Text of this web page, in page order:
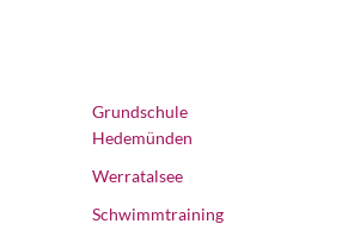
Grundschule
Hedemünden
Werratalsee
Schwimmtraining